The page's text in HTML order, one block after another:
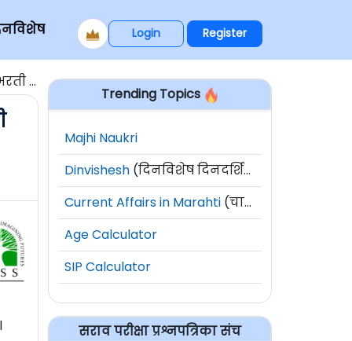
Login Register
Trending Topics
Majhi Naukri
Dinvishesh (दिनविशेष दिनदर्शिका)
Current Affairs in Marahti (चालू घडामोडी)
Age Calculator
SIP Calculator
सराव परीक्षा प्रश्नपत्रिका संच